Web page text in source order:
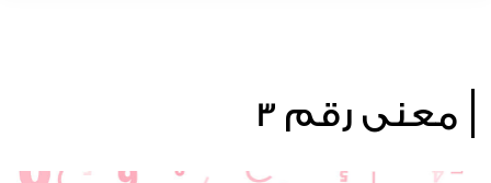
معنى رقم 3